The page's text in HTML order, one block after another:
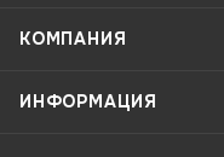
КОМПАНИЯ
ИНФОРМАЦИЯ